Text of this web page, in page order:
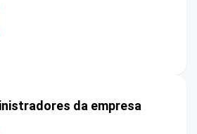
da empresa